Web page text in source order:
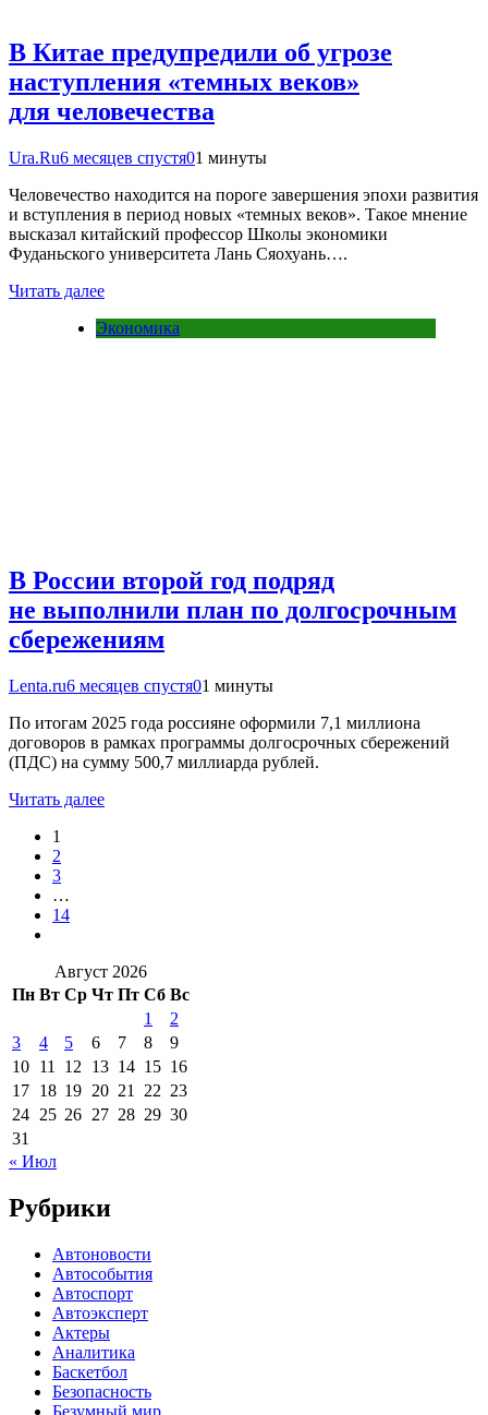
В Китае предупредили об угрозе
наступления «темных веков»
для человечества
Ura.Ru6 месяцев спустя01 минуты
Человечество находится на пороге завершения эпохи развития
и вступления в период новых «темных веков». Такое мнение
высказал китайский профессор Школы экономики
Фуданьского университета Лань Сяохуань….
Читать далее
Экономика
В России второй год подряд
не выполнили план по долгосрочным
сбережениям
Lenta.ru6 месяцев спустя01 минуты
По итогам 2025 года россияне оформили 7,1 миллиона
договоров в рамках программы долгосрочных сбережений
(ПДС) на сумму 500,7 миллиарда рублей.
Читать далее
1
2
3
…
14
Август 2026
Пн Вт Ср Чт Пт Сб Вс
1
2
3
4 5 6 7 8
9
10 11 12 13 14 15 16
17 18 19 20 21 22 23
24 25 26 27 28 29 30
31
« Июл
Рубрики
Автоновости
Автособытия
Автоспорт
Автоэксперт
Актеры
Аналитика
Баскетбол
Безопасность
Безумный мир